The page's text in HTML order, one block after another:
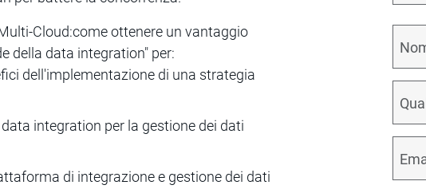
Cloud:come ottenere un vantaggio
della data integration" per:
dell'implementazione di una strategia
integration per la gestione dei dati
di integrazione e gestione dei dati